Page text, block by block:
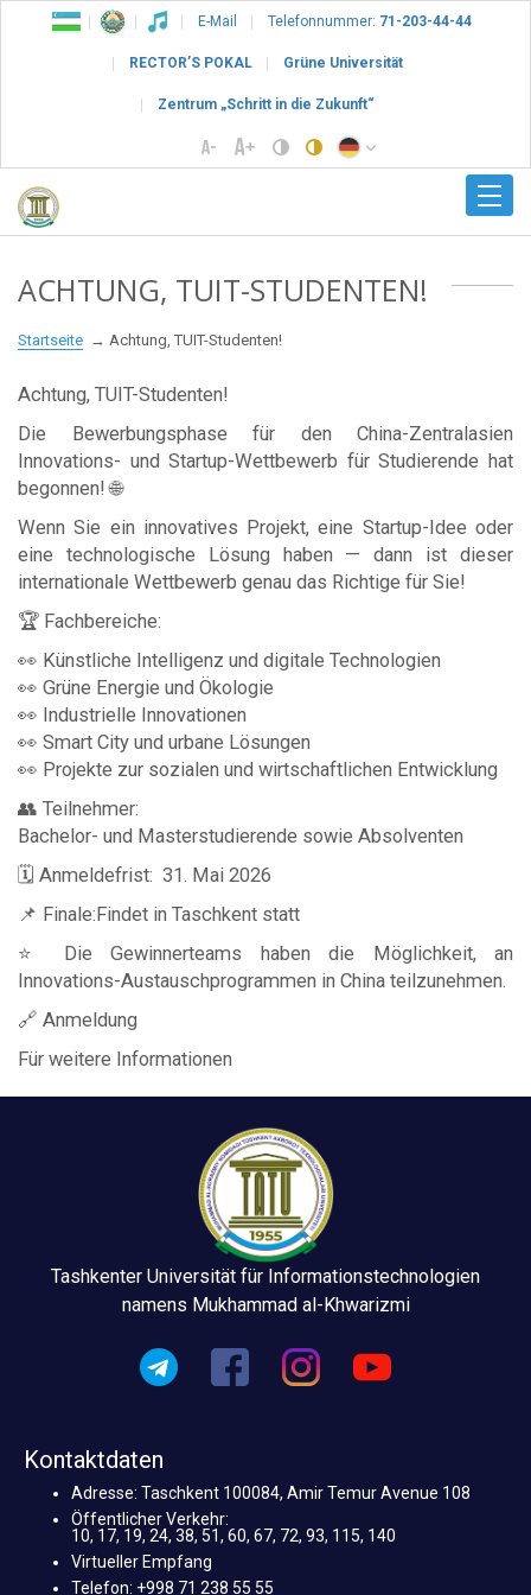
E-Mail Telefonnummer: 71-203-44-44
RECTOR’S POKAL Grüne Universität
Zentrum „Schritt in die Zukunft“
ACHTUNG, TUIT-STUDENTEN!
Startseite Achtung, TUIT-Studenten!
Achtung, TUIT-Studenten!
Die Bewerbungsphase für den China-Zentralasien
Innovations- und Startup-Wettbewerb für Studierende hat
begonnen! 🌐
Wenn Sie ein innovatives Projekt, eine Startup-Idee oder
eine technologische Lösung haben — dann ist dieser
internationale Wettbewerb genau das Richtige für Sie!
🏆 Fachbereiche:
👀 Künstliche Intelligenz und digitale Technologien
👀 Grüne Energie und Ökologie
👀 Industrielle Innovationen
👀 Smart City und urbane Lösungen
👀 Projekte zur sozialen und wirtschaftlichen Entwicklung
👥 Teilnehmer:
Bachelor- und Masterstudierende sowie Absolventen
🗓 Anmeldefrist: 31. Mai 2026
📌 Finale:Findet in Taschkent statt
⭐️ Die Gewinnerteams haben die Möglichkeit, an
Innovations-Austauschprogrammen in China teilzunehmen.
🔗 Anmeldung
Für weitere Informationen
Tashkenter Universität für Informationstechnologien
namens Mukhammad al-Khwarizmi
Kontaktdaten
Adresse: Taschkent 100084, Amir Temur Avenue 108
Öffentlicher Verkehr:
10, 17, 19, 24, 38, 51, 60, 67, 72, 93, 115, 140
Virtueller Empfang
Telefon: +998 71 238 55 55